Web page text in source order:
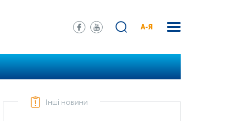
А-Я
Інші новини